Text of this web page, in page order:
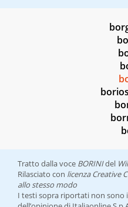
Tratto dalla voce BORINIdel
Rilasciato con licenza Creative
allo stesso modo
I testi sopra riportati non sono